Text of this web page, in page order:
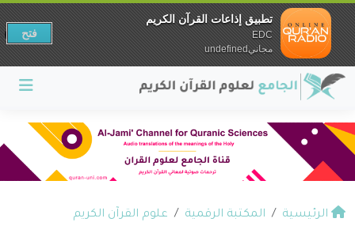
الرئيسية المكتبة الرقمية
علوم القرآن الكريم
تطبيق إذاعات القرآن الكريم
EDC
مجانيundefined
فتح